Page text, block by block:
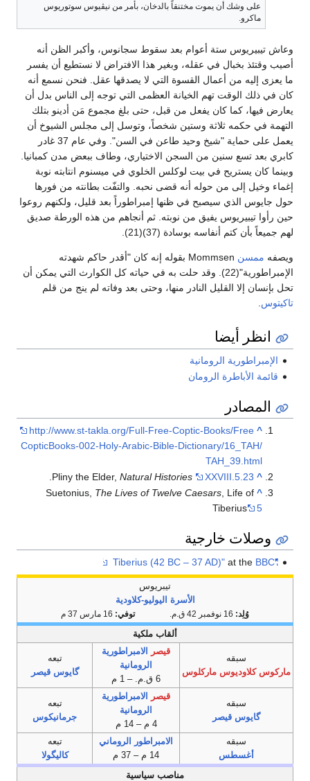
على وشك أن يموت مختنقاً بالدخان، بأمر من نيڤيوس سوتوريوس
ماكرو.
وعاش تيبيريوس ستة أعوام بعد سقوط سجانوس، وأكبر الظن أنه
أصيب وقتئذ بخبال في عقله، وبغير هذا الافتراض لا نستطيع أن يفسر
ما يعزى إليه من أعمال القسوة التي لا يصدقها عقل. فنحن نسمع أنه
كان في ذلك الوقت تهم الخيانة العظمى التي توجه إلى الناس بدل أن
يعارض فيها، كما كان يفعل من قبل، حتى بلغ مجموع مَن أدينو بتلك
التهمة في حكمه ثلاثة وستين شخصاً، وتوسل إلى مجلس الشيوخ أن
يعمل على حماية "شيخ وحيد طاعن في السن". وفي عام 37 غادر
كابري بعد تسع سنين من السجن الاختياري، وطاف ببعض مدن كمبانيا.
وبينما كان يستريح في بيت لوكلس الخلوي في ميسنوم انتابته نوبة
إغماء وخيل إلى من حوله أنه قضى نحبه. والتفّت بطانته من فورها
حول جايوس الذي سيصبح في ظنها إمبراطوراً بعد قليل، ولكنهم روعوا
حين رأوا تيبيريوس يفيق من نوبته. ثم أنجاهم من هذه الورطة صديق
لهم جميعاً بأن كتم أنفاسه بوسادة (37)(21).
ويصفه ممسن
Mommsen بقوله إنه كان "أقدر حاكم شهدته
الإمبراطورية"(22). وقد حلت به في حياته كل الكوارث التي يمكن أن
تحل بإنسان إلا القليل النادر منها، وحتى بعد وفاته لم ينج من قلم
تاكيتوس.
انظر أيضا
الإمبراطورية الرومانية
قائمة الأباطرة الرومان
المصادر
^
http://www.st-takla.org/Full-Free-Coptic-Books/Free
CopticBooks-002-Holy-Arabic-Bible-Dictionary/16_TAH/
TAH_39.html
^
Pliny the Elder,Natural Histories XXVIII.5.23
^
Suetonius, The Lives of Twelve Caesars, Life of
Tiberius
5
وصلات خارجية
"Tiberius (42 BC – 37 AD)"
at the BBC
تيبريوس
الأسرة اليوليو-كلاودية
وُلِد: توفي:
ألقاب ملكية
سبقه
ماركوس كلاوديوس ماركلوس
قيصر الامبراطورية
الرومانية
6 ق.م. – 1 م
تبعه
گايوس قيصر
سبقه
گايوس قيصر
قيصر الامبراطورية
الرومانية
4 م – 14 م
تبعه
جرمانيكوس
سبقه
أغسطس
الامبراطور الروماني
14 م – 37 م
تبعه
كاليگولا
مناصب سياسية